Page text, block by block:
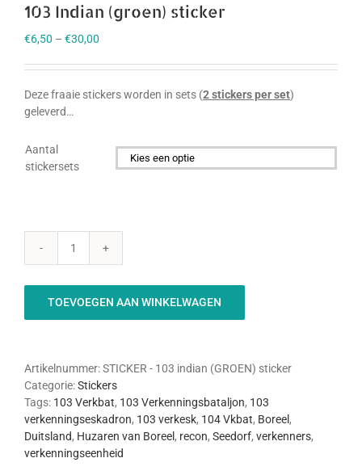
103 Indian (groen) sticker
€6,50 – €30,00
Deze fraaie stickers worden in sets (2 stickers per set)
geleverd…
Aantal
stickersets
103
(groen)
sticker
aantal
TOEVOEGEN AAN WINKELWAGEN
Artikelnummer:STICKER - 103 indian (GROEN) sticker
Categorie:Stickers
Tags: 103 Verkbat, 103 Verkenningsbataljon, 103
verkenningseskadron, 103 verkesk, 104 Vkbat, Boreel ,
Duitsland, Huzaren van Boreel , recon, Seedorf, verkenners,
verkenningseenheid